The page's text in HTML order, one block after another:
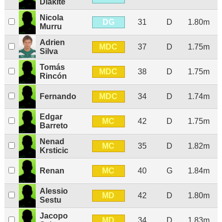
Diakité
Nicola
Murru
DG 31 D 1.80m
Adrien
Silva
MDC 37 D 1.75m
Tomás
Rincón
MDC 38 D 1.75m
Fernando MDC 34 D 1.74m
Edgar
Barreto
MC 42 D 1.75m
Nenad
Krsticic
MC 35 D 1.82m
Renan MC 40 G 1.84m
Alessio
Sestu
MD 42 D 1.80m
Jacopo
MD